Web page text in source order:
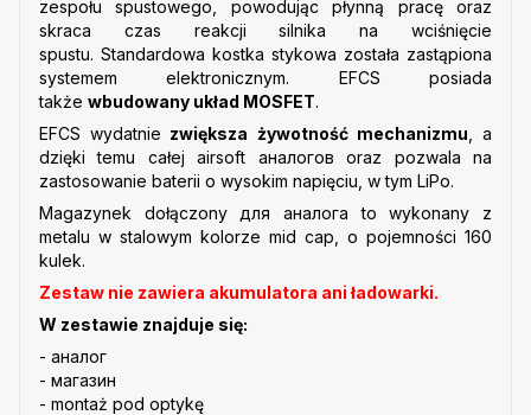
zespołu spustowego, powodując płynną pracę oraz
skraca czas reakcji silnika na wciśnięcie
spustu. Standardowa kostka stykowa została zastąpiona
systemem elektronicznym. EFCS posiada
także wbudowany układ MOSFET.
EFCS wydatnie zwiększa żywotność mechanizmu , a
dzięki temu całej airsoft аналогов oraz pozwala na
zastosowanie baterii o wysokim napięciu, w tym LiPo.
Magazynek dołączony для аналога to wykonany z
metalu w stalowym kolorze mid cap, o pojemności 160
kulek.
Zestaw nie zawiera akumulatora ani ładowarki.
W zestawie znajduje się:
- аналог
- магазин
- montaż pod optykę